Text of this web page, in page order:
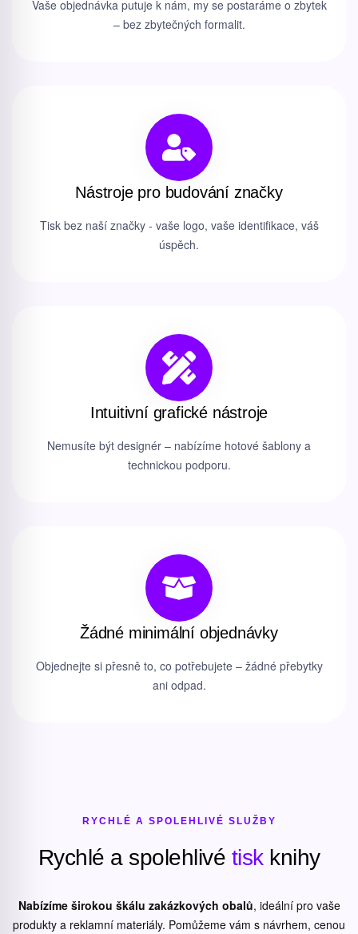
Vaše objednávka putuje k nám, my se postaráme o zbytek
– bez zbytečných formalit.
Nástroje pro budování značky
Tisk bez naší značky - vaše logo, vaše identifikace, váš
úspěch.
Intuitivní grafické nástroje
Nemusíte být designér – nabízíme hotové šablony a
technickou podporu.
Žádné minimální objednávky
Objednejte si přesně to, co potřebujete – žádné přebytky
ani odpad.
RYCHLÉ A SPOLEHLIVÉ SLUŽBY
Rychlé a spolehlivé tisk knihy
Nabízíme širokou škálu zakázkových obalů, ideální pro vaše
produkty a reklamní materiály. Pomůžeme vám s návrhem, cenou